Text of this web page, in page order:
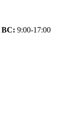
ВС: 9:00-17:00